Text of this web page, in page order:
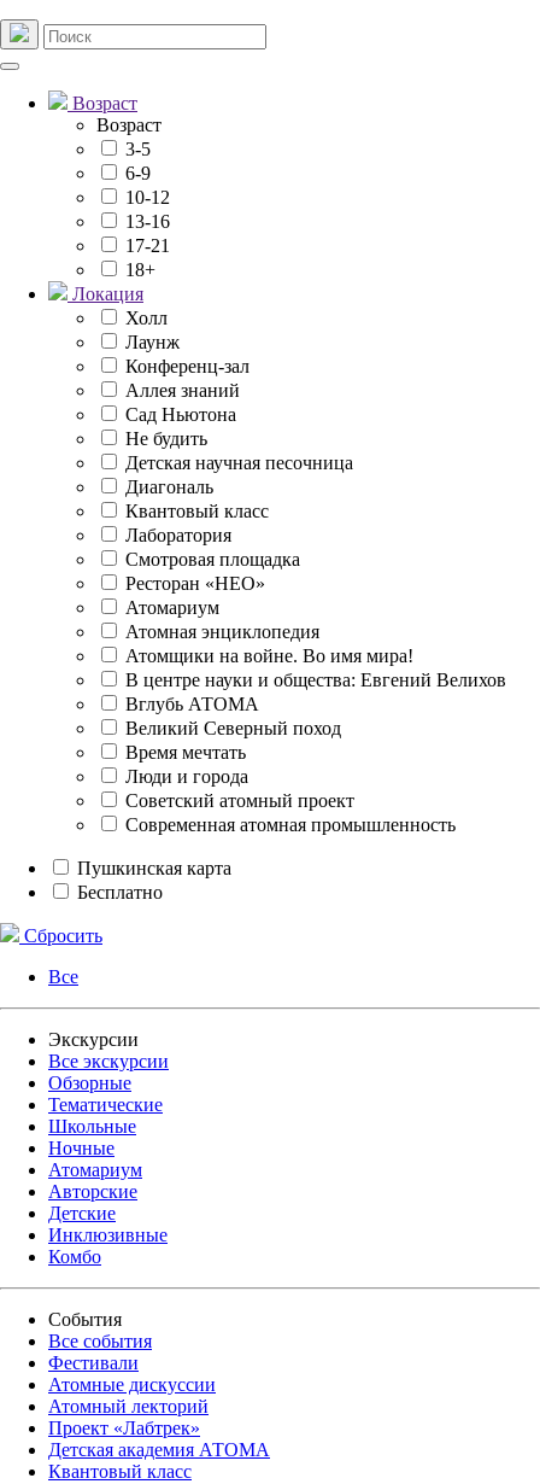
Возраст
Возраст
3-5
6-9
10-12
13-16
17-21
18+
Локация
Холл
Лаунж
Конференц-зал
Аллея знаний
Сад Ньютона
Не будить
Детская научная песочница
Диагональ
Квантовый класс
Лаборатория
Смотровая площадка
Ресторан «НЕО»
Атомариум
Атомная энциклопедия
Атомщики на войне. Во имя мира!
В центре науки и общества: Евгений Велихов
Вглубь АТОМА
Великий Северный поход
Время мечтать
Люди и города
Советский атомный проект
Современная атомная промышленность
Пушкинская карта
Бесплатно
Сбросить
Все
Экскурсии
Все экскурсии
Обзорные
Тематические
Школьные
Ночные
Атомариум
Авторские
Детские
Инклюзивные
Комбо
События
Все события
Фестивали
Атомные дискуссии
Атомный лекторий
Проект «Лабтрек»
Детская академия АТОМА
Квантовый класс